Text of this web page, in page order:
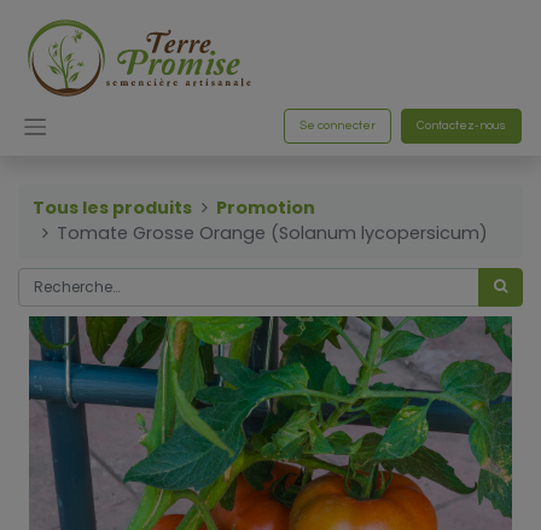
Se connecter Contactez-nous
Tous les produits
Promotion
Tomate Grosse Orange (Solanum lycopersicum)